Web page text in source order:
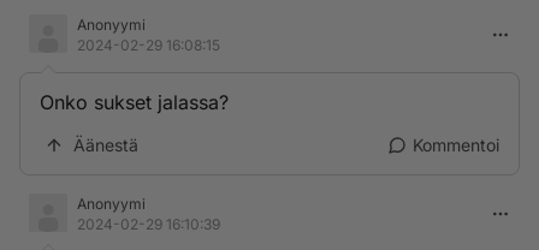
Anonyymi
2024-02-29 16:08:15
Onko sukset jalassa?
Äänestä Kommentoi
Anonyymi
2024-02-29 16:10:39